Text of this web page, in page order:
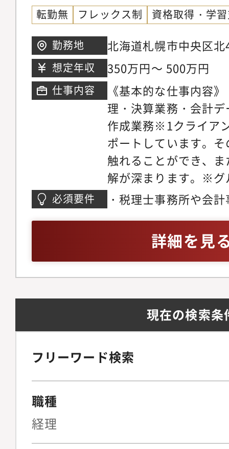
SEVENRICH
BPO事業は行ってお
す。・設立2年で売上
ます。■会社の創業
としてお迎えします
で、今後益々会社を
です。・創業期メン
業務できる環境です
して、顧客貢献でき
社に、最適なバック
いきたい」をビジョ
す。・ただの経理代
す。・限定的なツー
イアントのニーズに
きます。■企業へ深く
す・ベンチャーで経
い企業も多いため、
案・設計できます。
目指すべき体制やゴ
営者の課題を直接聞
す。・業務設計を通
転勤無 フレックス制 資格取得・学
勤務地
北海道札幌市中央区
Ｎ4・2ビル11Ｆ
想定年収 350万円～ 500万円
仕事内容
《基本的な仕事内容
理・決算業務・会計
作成業務※1クライア
ポートしています。
触れることができ、
解が深まります。※グ
の人を幸せにし続け
繰りに課題があると
ス」を、経営者が振
いるときは、「経理
た、バックオフィス
ループ事業により、
には経営者、従業員
ムやクリニックを通
【業務で使用する主
会計・達人・チャッ
messenger、Zoom
必須要件
・税理士事務所や会
詳細を見
現在の検索条
フリーワード検索
職種
経理